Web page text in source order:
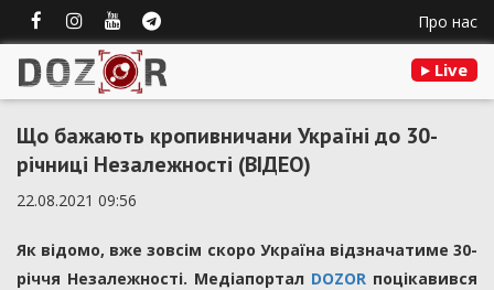
Про нас
Live
Що бажають кропивничани Україні до 30-
річниці Незалежності (ВІДЕО)
22.08.2021 09:56
Як відомо, вже зовсім скоро Україна відзначатиме 30-
річчя Незалежності. Медіапортал DOZOR поцікавився